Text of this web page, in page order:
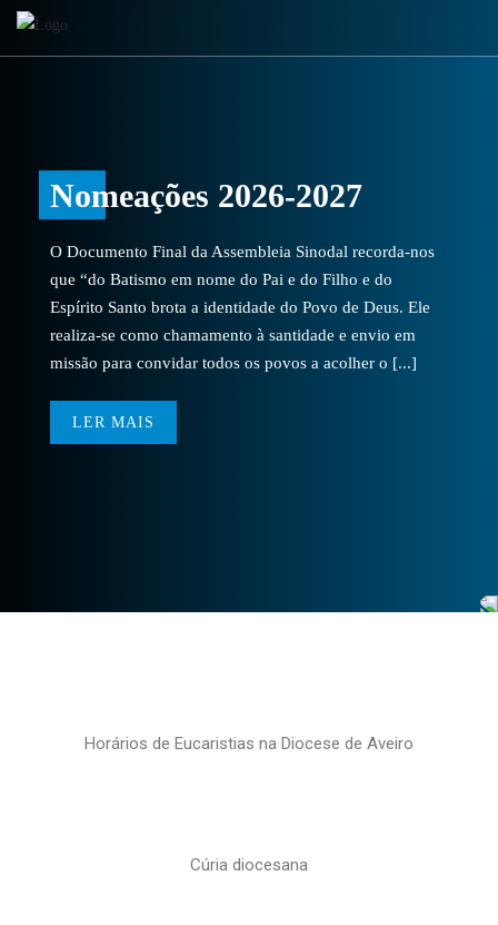
Nomeações 2026-2027
O Documento Final da Assembleia Sinodal recorda-nos
que “do Batismo em nome do Pai e do Filho e do
Espírito Santo brota a identidade do Povo de Deus. Ele
realiza-se como chamamento à santidade e envio em
missão para convidar todos os povos a acolher o [...]
LER MAIS
Horários de Eucaristias na Diocese de Aveiro
Cúria diocesana